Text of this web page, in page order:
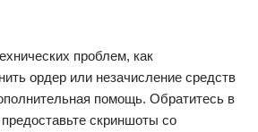
проблем, как
ордер или незачисление средств
помощь. Обратитесь в
скриншоты со